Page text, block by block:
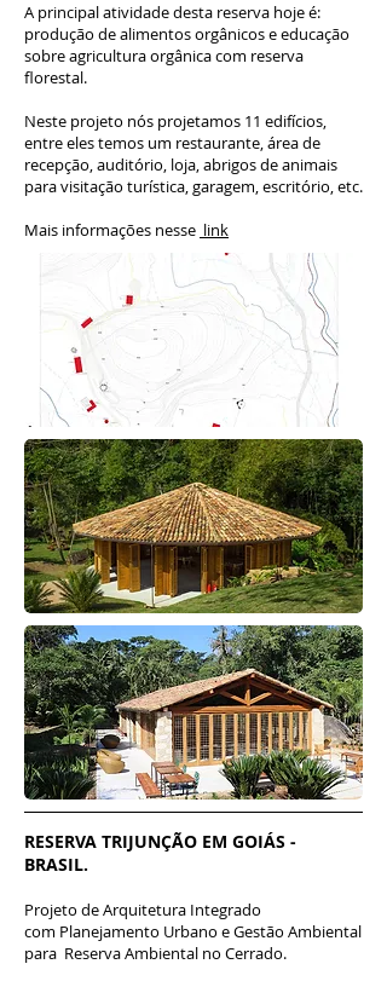
A principal atividade desta reserva hoje é:
produção de alimentos orgânicos e educação
sobre agricultura orgânica com reserva
florestal.
Neste projeto nós projetamos 11 edifícios,
entre eles temos um restaurante, área de
recepção, auditório, loja, abrigos de animais
para visitação turística, garagem, escritório, etc.
Mais informações nesse link
RESERVA TRIJUNÇÃO EM GOIÁS -
BRASIL.
Projeto de Arquitetura Integrado
com Planejamento Urbano e Gestão Ambiental
para Reserva Ambiental no Cerrado.